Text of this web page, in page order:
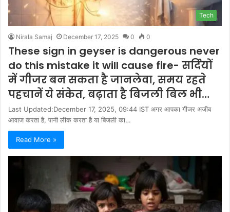
Tech
Nirala Samaj December 17, 2025 0 0
These sign in geyser is dangerous never
do this mistake it will cause fire- सर्दियों
में गीजर बन सकता है जानलेवा, समय रहते
पहचानें ये संकेत, बढ़ाता है बिजली बिल भी…
Last Updated:December 17, 2025, 09:44 IST अगर आपका गीजर अजीब
आवाज करता है, पानी लीक करता है या बिजली का…
Read More »